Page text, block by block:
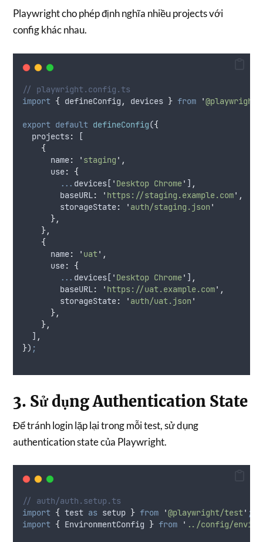
Playwright cho phép định nghĩa nhiều projects với
config khác nhau.
// playwright.config.ts
import { defineConfig , devices } from '
export default defineConfig({
projects:
[
{
name: ' staging ' ,
use:
{
... devices [ ' Desktop Chrome' ] ,
baseURL : ' https://staging.example.com' ,
storageState: ' auth/staging.json '
},
},
{
name: ' uat' ,
use:
{
... devices [ ' Desktop Chrome' ] ,
baseURL : ' https://uat.example.com' ,
storageState: ' auth/uat.json '
},
},
  ]
,
}) ;
3. Sử dụng Authentication State
Để tránh login lặp lại trong mỗi test, sử dụng
authentication state của Playwright.
// auth/auth.setup.ts
import { test as setup } from '@playwright/test' ;
import { EnvironmentConfig } from ' ../config/